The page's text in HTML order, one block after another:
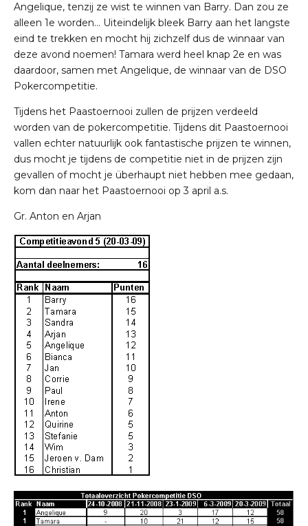
Angelique, tenzij ze wist te winnen van Barry. Dan zou ze
alleen 1e worden… Uiteindelijk bleek Barry aan het langste
eind te trekken en mocht hij zichzelf dus de winnaar van
deze avond noemen! Tamara werd heel knap 2e en was
daardoor, samen met Angelique, de winnaar van de DSO
Pokercompetitie.
Tijdens het Paastoernooi zullen de prijzen verdeeld
worden van de pokercompetitie. Tijdens dit Paastoernooi
vallen echter natuurlijk ook fantastische prijzen te winnen,
dus mocht je tijdens de competitie niet in de prijzen zijn
gevallen of mocht je überhaupt niet hebben mee gedaan,
kom dan naar het Paastoernooi op 3 april a.s.
Gr. Anton en Arjan